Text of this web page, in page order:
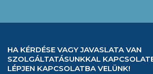
HA KÉRDÉSE VAGY JAVASLATA VAN
SZOLGÁLTATÁSUNKKAL
LÉPJEN KAPCSOLATBA VELÜNK!